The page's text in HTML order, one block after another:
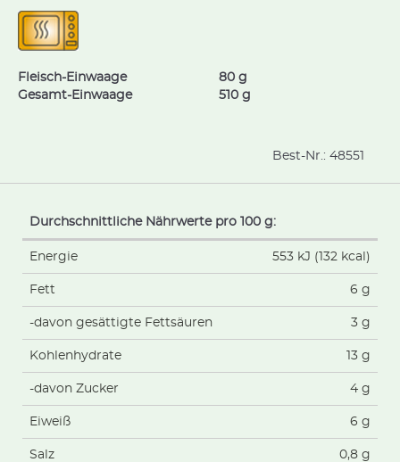
Fleisch-Einwaage
80 g
Gesamt-Einwaage
510 g
Best-Nr.: 48551
Durchschnittliche Nährwerte pro 100 g:
Energie 553 kJ (132 kcal)
Fett 6 g
-davon gesättigte Fettsäuren 3 g
Kohlenhydrate 13 g
-davon Zucker 4 g
Eiweiß 6 g
Salz 0,8 g